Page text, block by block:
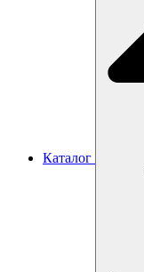
Каталог